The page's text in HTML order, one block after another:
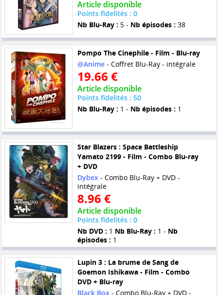
Article disponible
Points fidelités : 0
Nb Blu-Ray : 5 - Nb épisodes : 38
Pompo The Cinephile - Film - Blu-ray
@Anime- Coffret Blu-Ray - intégrale
19.66 €
Article disponible
Points fidelités : 50
Nb Blu-Ray : 1 - Nb épisodes : 1
Star Blazers : Space Battleship
Yamato 2199 - Film - Combo Blu-ray
+ DVD
Dybex- Combo Blu-Ray + DVD -
intégrale
8.96 €
Article disponible
Points fidelités : 0
Nb DVD : 1 Nb Blu-Ray : 1 - Nb
épisodes : 1
Lupin 3 : La brume de Sang de
Goemon Ishikawa - Film - Combo
DVD + Blu-ray
Black Box- Combo Blu-Ray + DVD -